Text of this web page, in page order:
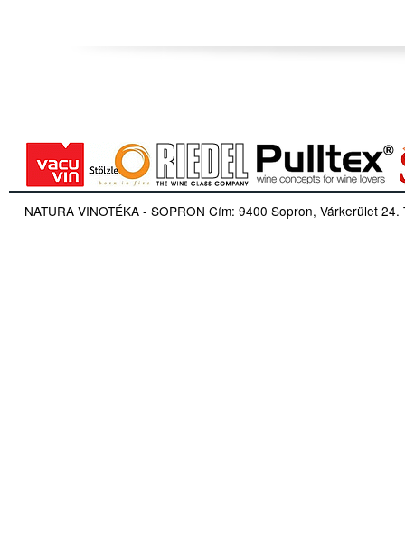
NATURA VINOTÉKA - SOPRON Cím: 9400 Sopron, Várkerület